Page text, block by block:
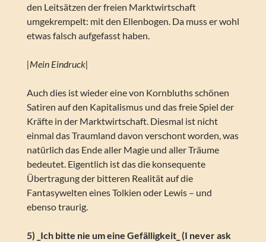
den Leitsätzen der freien Marktwirtschaft
umgekrempelt: mit den Ellenbogen. Da muss er wohl
etwas falsch aufgefasst haben.
|Mein Eindruck|
Auch dies ist wieder eine von Kornbluths schönen
Satiren auf den Kapitalismus und das freie Spiel der
Kräfte in der Marktwirtschaft. Diesmal ist nicht
einmal das Traumland davon verschont worden, was
natürlich das Ende aller Magie und aller Träume
bedeutet. Eigentlich ist das die konsequente
Übertragung der bitteren Realität auf die
Fantasywelten eines Tolkien oder Lewis – und
ebenso traurig.
5) _Ich bitte nie um eine Gefälligkeit_ (I never ask